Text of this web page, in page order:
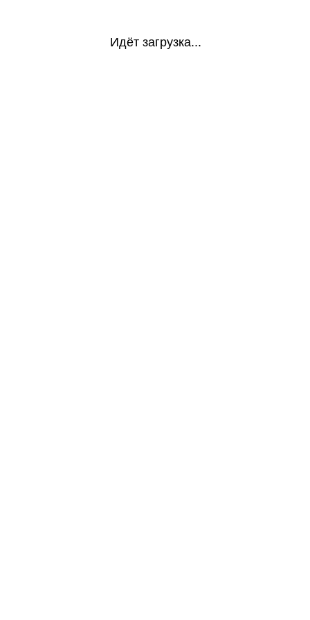
Идёт загрузка...